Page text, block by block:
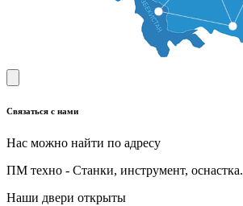
Связаться с нами
Нас можно найти по адресу
ПМ техно - Станки, инструмент, оснастка.
Наши двери открыты